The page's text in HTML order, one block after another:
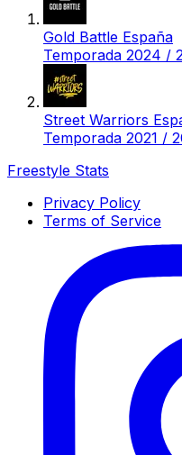
Gold Battle España
Temporada 2024 /
Street Warriors
Temporada 2021 /
Freestyle Stats
Privacy Policy
Terms of Service